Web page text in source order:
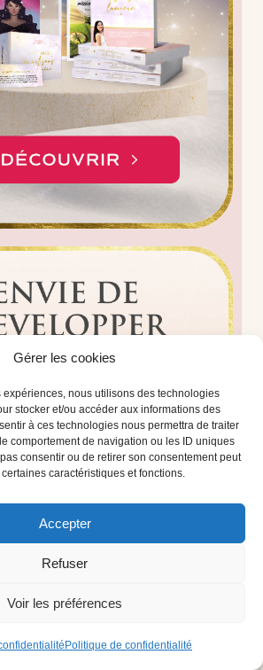
Gérer les cookies
expériences, nous utilisons des technologies
stocker et/ou accéder aux informations des
à ces technologies nous permettra de traiter
comportement de navigation ou les ID uniques
consentir ou de retirer son consentement peut
caractéristiques et fonctions.
Accepter
Refuser
Voir les préférences
Politique de confidentialité